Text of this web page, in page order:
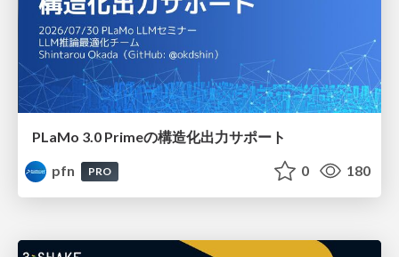
PLaMo 3.0 Primeの構造化出力サポート
pfn
PRO 0 180